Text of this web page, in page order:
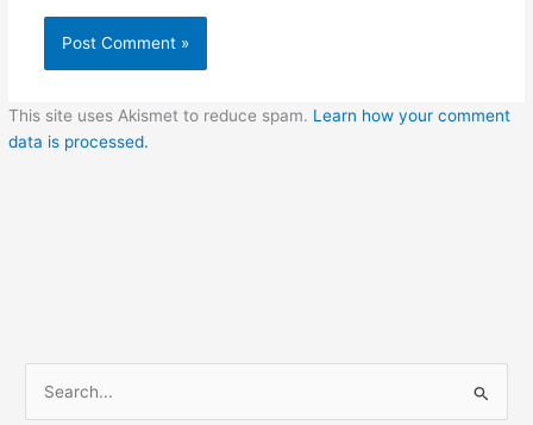
This site uses Akismet to reduce spam. Learn how your comment
data is processed.